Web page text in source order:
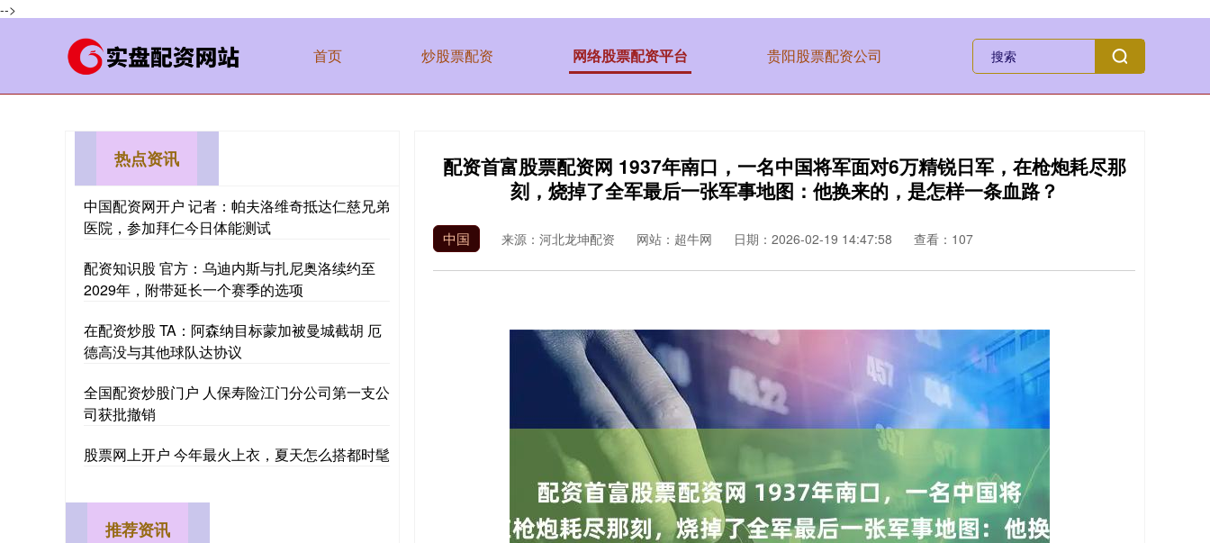
-->
首页 炒股票配资 网络股票配资平台 贵阳股票配资公司
配资首富股票配资网 1937年南口，一名中国将军面对6万精锐日军，在枪炮耗尽那
刻，烧掉了全军最后一张军事地图：他换来的，是怎样一条血路？
中国 来源：河北龙坤配资 网站：超牛网 日期：2026-02-19 14:47:58 查看：107
热点资讯
中国配资网开户 记者：帕夫洛维奇抵达仁慈兄弟
医院，参加拜仁今日体能测试
配资知识股 官方：乌迪内斯与扎尼奥洛续约至
2029年，附带延长一个赛季的选项
在配资炒股 TA：阿森纳目标蒙加被曼城截胡 厄
德高没与其他球队达协议
全国配资炒股门户 人保寿险江门分公司第一支公
司获批撤销
股票网上开户 今年最火上衣，夏天怎么搭都时髦
推荐资讯